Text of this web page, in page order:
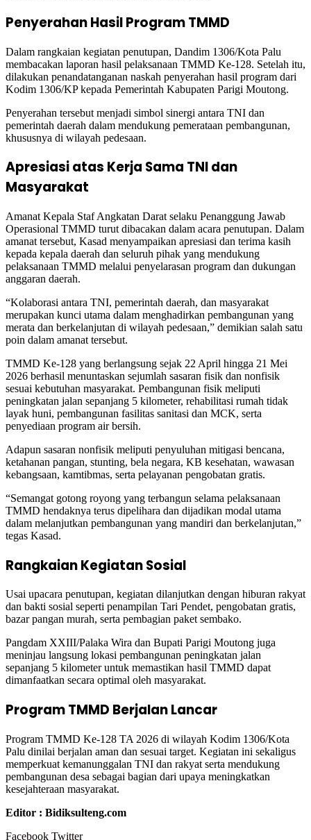
Penyerahan Hasil Program TMMD
Dalam rangkaian kegiatan penutupan, Dandim 1306/Kota Palu
membacakan laporan hasil pelaksanaan TMMD Ke-128. Setelah itu,
dilakukan penandatanganan naskah penyerahan hasil program dari
Kodim 1306/KP kepada Pemerintah Kabupaten Parigi Moutong.
Penyerahan tersebut menjadi simbol sinergi antara TNI dan
pemerintah daerah dalam mendukung pemerataan pembangunan,
khususnya di wilayah pedesaan.
Apresiasi atas Kerja Sama TNI dan
Masyarakat
Amanat Kepala Staf Angkatan Darat selaku Penanggung Jawab
Operasional TMMD turut dibacakan dalam acara penutupan. Dalam
amanat tersebut, Kasad menyampaikan apresiasi dan terima kasih
kepada kepala daerah dan seluruh pihak yang mendukung
pelaksanaan TMMD melalui penyelarasan program dan dukungan
anggaran daerah.
“Kolaborasi antara TNI, pemerintah daerah, dan masyarakat
merupakan kunci utama dalam menghadirkan pembangunan yang
merata dan berkelanjutan di wilayah pedesaan,” demikian salah satu
poin dalam amanat tersebut.
TMMD Ke-128 yang berlangsung sejak 22 April hingga 21 Mei
2026 berhasil menuntaskan sejumlah sasaran fisik dan nonfisik
sesuai kebutuhan masyarakat. Pembangunan fisik meliputi
peningkatan jalan sepanjang 5 kilometer, rehabilitasi rumah tidak
layak huni, pembangunan fasilitas sanitasi dan MCK, serta
penyediaan program air bersih.
Adapun sasaran nonfisik meliputi penyuluhan mitigasi bencana,
ketahanan pangan, stunting, bela negara, KB kesehatan, wawasan
kebangsaan, kamtibmas, serta pelayanan pengobatan gratis.
“Semangat gotong royong yang terbangun selama pelaksanaan
TMMD hendaknya terus dipelihara dan dijadikan modal utama
dalam melanjutkan pembangunan yang mandiri dan berkelanjutan,”
tegas Kasad.
Rangkaian Kegiatan Sosial
Usai upacara penutupan, kegiatan dilanjutkan dengan hiburan rakyat
dan bakti sosial seperti penampilan Tari Pendet, pengobatan gratis,
bazar pangan murah, serta pembagian paket sembako.
Pangdam XXIII/Palaka Wira dan Bupati Parigi Moutong juga
meninjau langsung lokasi pembangunan peningkatan jalan
sepanjang 5 kilometer untuk memastikan hasil TMMD dapat
dimanfaatkan secara optimal oleh masyarakat.
Program TMMD Berjalan Lancar
Program TMMD Ke-128 TA 2026 di wilayah Kodim 1306/Kota
Palu dinilai berjalan aman dan sesuai target. Kegiatan ini sekaligus
memperkuat kemanunggalan TNI dan rakyat serta mendukung
pembangunan desa sebagai bagian dari upaya meningkatkan
kesejahteraan masyarakat.
Editor : Bidiksulteng.com
Facebook TwitterGoogle+
LinkedIn
StumbleUpon
Tumblr
Pinterest
Reddit
VKontakte
WhatsApp
Telegram
Viber
Share
Print